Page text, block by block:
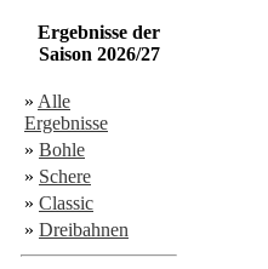
Ergebnisse der
Saison 2026/27
» Alle
Ergebnisse
» Bohle
» Schere
» Classic
» Dreibahnen